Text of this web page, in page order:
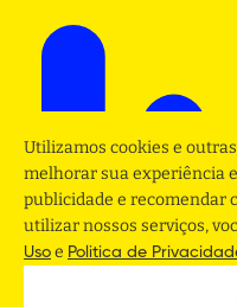
Utilizamos cookies e
melhorar sua experiência
publicidade e recomendar
utilizar nossos serviços,
Uso e Politica de